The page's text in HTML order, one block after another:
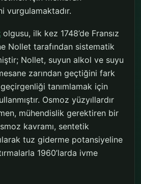
vurgulamaktadır.
olgusu, ilk kez 1748’de Fransız
Nollet tarafından sistematik
Nollet, suyun alkol ve suyu
zarından geçtiğini fark
tanımlamak için
Osmoz yüzyıllardır
mühendislik gerektiren bir
kavramı, sentetik
tuz giderme potansiyeline
1960’larda ivme